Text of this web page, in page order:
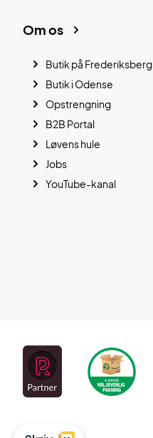
Om os
Butik på Frederiksberg
Butik i Odense
Opstrengning
B2B Portal
Løvens hule
Jobs
YouTube-kanal